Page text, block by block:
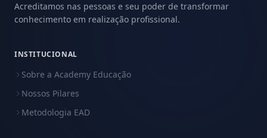
Acreditamos nas pessoas e seu poder de transformar
conhecimento em realização profissional.
INSTITUCIONAL
Sobre a Academy Educação
Nossos Pilares
Metodologia EAD